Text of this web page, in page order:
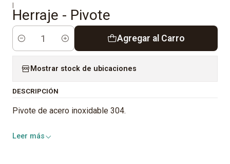
|
Herraje - Pivote
Cantidad
Agregar al Carro
Mostrar stock de ubicaciones
DESCRIPCIÓN
Pivote de acero inoxidable 304.
Leer más